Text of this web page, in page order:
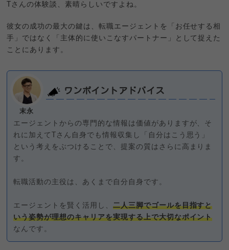
Tさんの体験談、素晴らしいですよね。
彼女の成功の最大の鍵は、転職エージェントを「お任せする相
手」ではなく「主体的に使いこなすパートナー」として捉えた
ことにあります。
末永
ワンポイントアドバイス
エージェントからの専門的な情報は価値がありますが、そ
れに加えてTさん自身でも情報収集し「自分はこう思う」
という考えをぶつけることで、提案の質はさらに高まりま
す。
転職活動の主役は、あくまで自分自身です。
エージェントを賢く活用し、 二人三脚でゴールを目指すと
いう姿勢が理想のキャリアを実現する上で大切なポイント
なんです。